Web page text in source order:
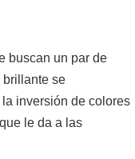
buscan un par de
brillante se
inversión de colores
le da a las